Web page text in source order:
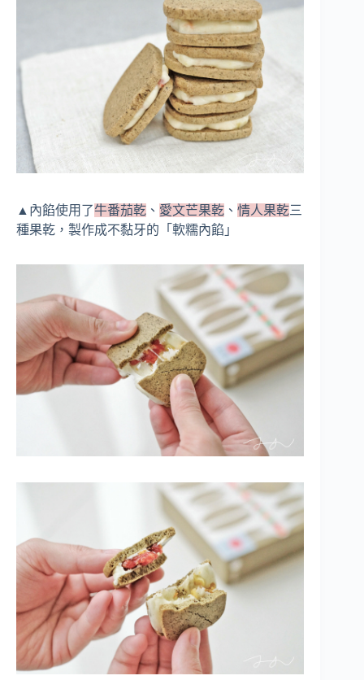
▲內餡使用了牛番茄乾 、 愛文芒果乾 、 情人果乾三
種果乾，製作成不黏牙的「軟糯內餡」